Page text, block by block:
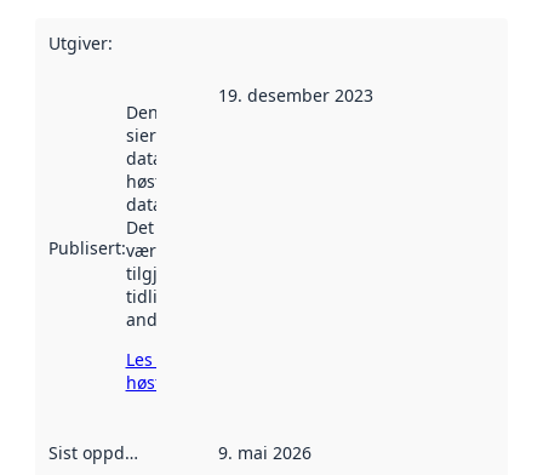
Utgiver:
Publisert:
Denne datoen
sier når
datasettet ble
høstet av
data.norge.no.
Det kan ha
vært
tilgjengelig
tidligere
andre steder.
Les mer om
høsting her
19. desember 2023
Sist oppdatert 9. mai 2026